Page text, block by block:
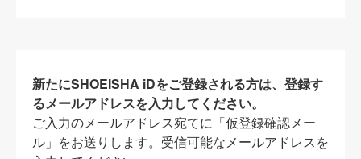
新たにSHOEISHA iDをご登録される方は、登録す
るメールアドレスを入力してください。
ご入力のメールアドレス宛てに「仮登録確認メー
ル」をお送りします。受信可能なメールアドレスを